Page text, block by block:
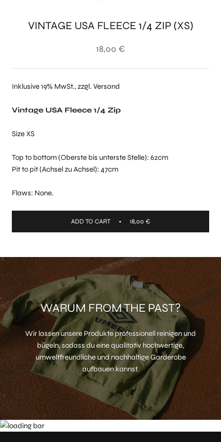
VINTAGE USA FLEECE 1/4 ZIP (XS)
18,00 €
Inklusive 19% MwSt., zzgl. Versand
Vintage USA Fleece 1/4 Zip
Size XS
Top to bottom (Oberste bis unterste Stelle): 62cm
Pit to pit (Achsel zu Achsel): 47cm
Flaws: None.
ADD TO CART 18,00 €
WARUM FROM THE PAST?
Wir lassen unsere Produkte professionell reinigen und
bügeln, sodass du eine qualitativ hochwertige,
umweltfreundliche und nachhaltige Garderobe
aufbauen kannst.